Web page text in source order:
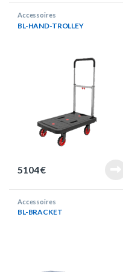
Accessoires
BL-HAND-TROLLEY
5104€
Accessoires
BL-BRACKET